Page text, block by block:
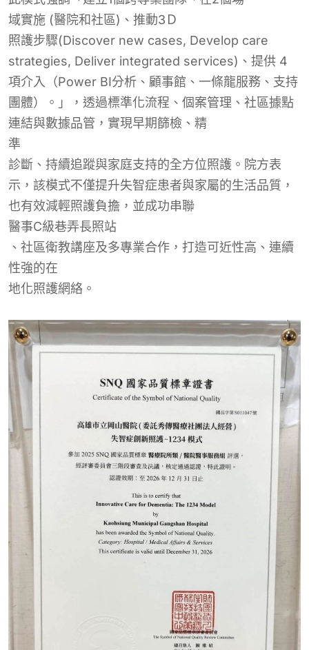
域實施 (醫院和社區)、推動3 Ｄ
照護步驟(Discover new cases, Develop care
strategies, Deliver integrated services)、提供 4
項介入（Power BI分析、顧事館、一條龍服務、支持
團體）。」，透過標準化流程、個案管理、社區據點
連結與數據品管，實現早期篩檢、精
準
診斷、持續追蹤與家庭支持的全方位照護。院方表
示，該模式不僅提升失智症患者與家屬的生活品質，
也有效減輕照護負擔，並成功串聯
醫事C級巷弄長照站
、社區衛教講座及多專業合作，打造可近性高、連續
性強的在
地化照護網絡。